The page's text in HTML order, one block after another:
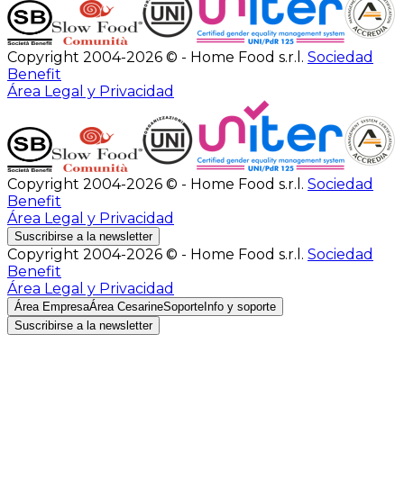
Copyright 2004-2026 © - Home Food s.r.l. Sociedad
Benefit
Área Legal y Privacidad
Copyright 2004-2026 © - Home Food s.r.l. Sociedad
Benefit
Área Legal y Privacidad
Suscribirse a la newsletter
Copyright 2004-2026 © - Home Food s.r.l. Sociedad
Benefit
Área Legal y Privacidad
Área EmpresaÁrea CesarineSoporte Info y soporte
Suscribirse a la newsletter